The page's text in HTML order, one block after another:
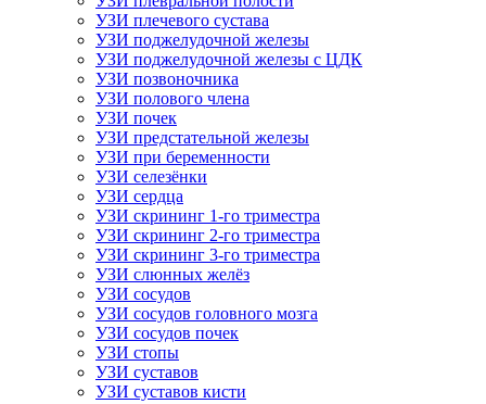
УЗИ плечевого сустава
УЗИ поджелудочной железы
УЗИ поджелудочной железы с ЦДК
УЗИ позвоночника
УЗИ полового члена
УЗИ почек
УЗИ предстательной железы
УЗИ при беременности
УЗИ селезёнки
УЗИ сердца
УЗИ скрининг 1-го триместра
УЗИ скрининг 2-го триместра
УЗИ скрининг 3-го триместра
УЗИ слюнных желёз
УЗИ сосудов
УЗИ сосудов головного мозга
УЗИ сосудов почек
УЗИ стопы
УЗИ суставов
УЗИ суставов кисти